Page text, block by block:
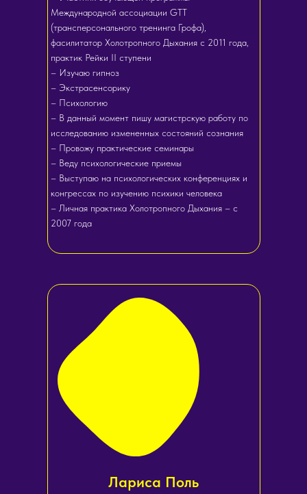
Международной ассоциации GTT
(трансперсонального тренинга Грофа),
фасилитатор Холотропного Дыхания с 2011 года,
практик Рейки II ступени
– Изучаю гипноз
– Экстрасенсорику
– Психологию
– В данный момент пишу магистрскую работу по
исследованию измененных состояний сознания
– Провожу практические семинары
– Веду психологические приемы
– Выступаю на психологических конференциях и
конгрессах по изучению психики человека
– Личная практика Холотропного Дыхания – с
2007 года
Лариса Поль